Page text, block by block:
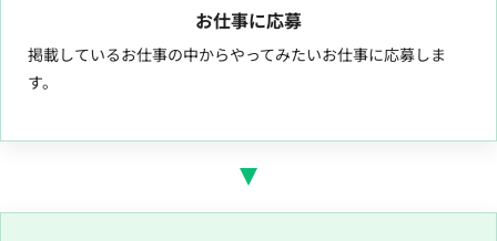
お仕事に応募
掲載しているお仕事の中からやってみたいお仕事に応募しま
す。